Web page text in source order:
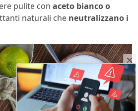
pulite con aceto bianco o
naturali che neutralizzano i